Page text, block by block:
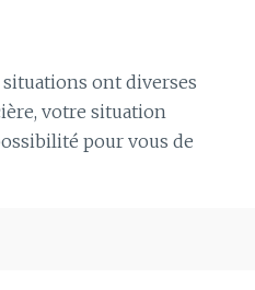
situations ont diverses
votre situation
pour vous de